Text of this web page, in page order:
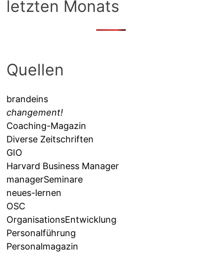
letzten Monats
Quellen
brandeins
changement!
Coaching-Magazin
Diverse Zeitschriften
GIO
Harvard Business Manager
managerSeminare
neues-lernen
OSC
OrganisationsEntwicklung
Personalführung
Personalmagazin